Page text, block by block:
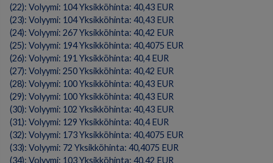
(22): Volyymi: 104 Yksikköhinta: 40,43 EUR
(23): Volyymi: 104 Yksikköhinta: 40,43 EUR
(24): Volyymi: 267 Yksikköhinta: 40,42 EUR
(25): Volyymi: 194 Yksikköhinta: 40,4075 EUR
(26): Volyymi: 191 Yksikköhinta: 40,4 EUR
(27): Volyymi: 250 Yksikköhinta: 40,42 EUR
(28): Volyymi: 100 Yksikköhinta: 40,43 EUR
(29): Volyymi: 100 Yksikköhinta: 40,43 EUR
(30): Volyymi: 102 Yksikköhinta: 40,43 EUR
(31): Volyymi: 129 Yksikköhinta: 40,4 EUR
(32): Volyymi: 173 Yksikköhinta: 40,4075 EUR
(33): Volyymi: 72 Yksikköhinta: 40,4075 EUR
(34): Volyymi: 103 Yksikköhinta: 40,42 EUR